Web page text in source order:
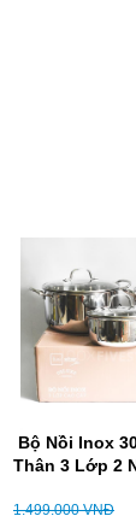
Bộ Nồi Inox
Thân 3 Lớp 2
1.499.000VNĐ